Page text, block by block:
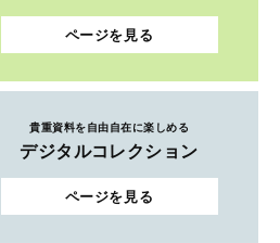
ページを見る
貴重資料を自由自在に楽しめる
デジタルコレクション
ページを見る